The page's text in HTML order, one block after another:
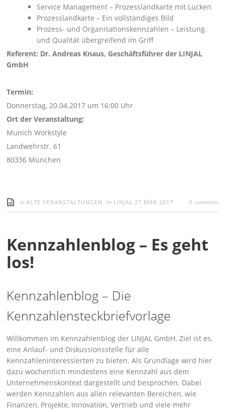
Service Management – Prozesslandkarte mit Lücken
Prozesslandkarte – Ein vollständiges Bild
Prozess- und Organisationskennzahlen – Leistung
und Qualität übergreifend im Griff
Referent: Dr. Andreas Knaus, Geschäftsführer der LINJAL
GmbH
Termin:
Donnerstag, 20.04.2017 um 16:00 Uhr
Ort der Veranstaltung:
Munich Workstyle
Landwehrstr. 61
80336 München
inALTE VERANSTALTUNGEN by LINJAL 27 MÄR 2017 0 comments
Kennzahlenblog – Es geht
los!
Kennzahlenblog – Die
Kennzahlensteckbriefvorlage
Willkommen im Kennzahlenblog der LINJAL GmbH. Ziel ist es,
eine Anlauf- und Diskussionsstelle für alle
Kennzahleninteressierten zu bieten. Als Grundlage wird hier
dazu wöchentlich mindestens eine Kennzahl aus dem
Unternehmenskontext dargestellt und besprochen. Dabei
werden Kennzahlen aus allen relevanten Bereichen, wie
Finanzen, Projekte, Innovation, Vertrieb und viele mehr